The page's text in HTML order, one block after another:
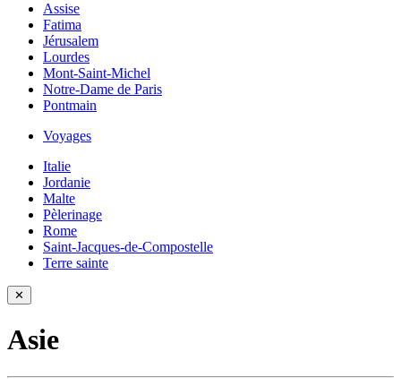
Assise
Fatima
Jérusalem
Lourdes
Mont-Saint-Michel
Notre-Dame de Paris
Pontmain
Voyages
Italie
Jordanie
Malte
Pèlerinage
Rome
Saint-Jacques-de-Compostelle
Terre sainte
✕
Asie